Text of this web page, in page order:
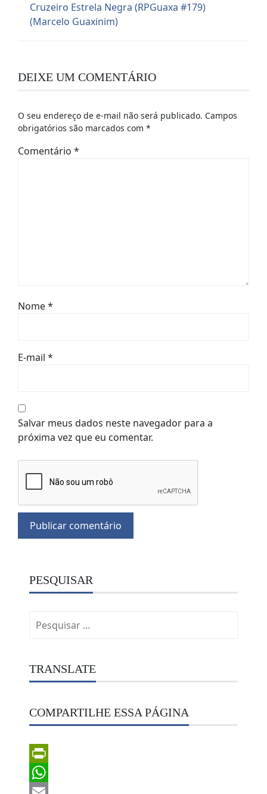
Cruzeiro Estrela Negra (RPGuaxa #179)
(Marcelo Guaxinim)
DEIXE UM COMENTÁRIO
O seu endereço de e-mail não será publicado. Campos
obrigatórios são marcados com *
Comentário *
Nome*
E-mail *
Salvar meus dados neste navegador para a
próxima vez que eu comentar.
PESQUISAR
por:
TRANSLATE
COMPARTILHE ESSA PÁGINA
PrintFriendly